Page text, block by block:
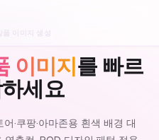
품 이미지 생성
이미지를 빠르
세요
·쿠팡·아마존용 흰색 배경 대